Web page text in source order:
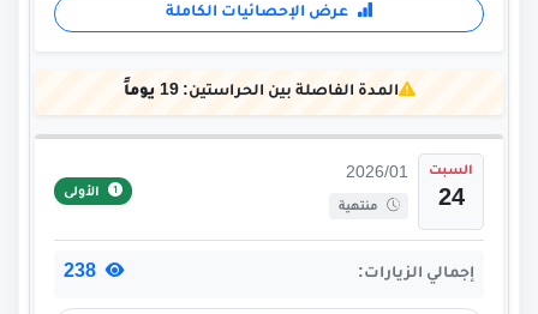
عرض الإحصائيات الكاملة
المدة الفاصلة بين الحراستين:19 يوماً
السبت
24
2026/01
منتهية
الأولى
إجمالي الزيارات: